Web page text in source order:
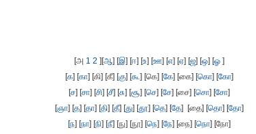
[அ 1 2 ][ஆ] [இ] [ஈ] [உ] [ஊ] [எ] [ஏ] [ஜ] [ஒ] [ஓ ]
[க] [கா] [கி] [கீ] [கு] [கூ] [கெ] [கே] [கை] [கொ] [கோ]
[ச] [சா] [சி] [சீ] [சு] [சூ] [செ] [சே] [சை] [சொ] [சோ]
[ஞா] [த] [தா] [தி] [தீ] [து] [தூ] [தெ] [தே] [தை] [தொ] [தோ]
[ந] [நா] [நி] [நீ] [நு] [நூ] [நெ] [நே] [நை] [நொ] [நோ]